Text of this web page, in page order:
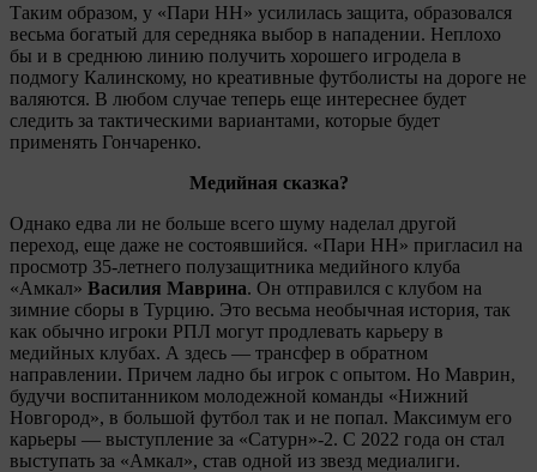
Таким образом, у «Пари НН» усилилась защита, образовался
весьма богатый для середняка выбор в нападении. Неплохо
бы и в среднюю линию получить хорошего игродела в
подмогу Калинскому, но креативные футболисты на дороге не
валяются. В любом случае теперь еще интереснее будет
следить за тактическими вариантами, которые будет
применять Гончаренко.
Медийная сказка?
Однако едва ли не больше всего шуму наделал другой
переход, еще даже не состоявшийся. «Пари НН» пригласил на
просмотр 35-летнего полузащитника медийного клуба
«Амкал» Василия Маврина. Он отправился с клубом на
зимние сборы в Турцию. Это весьма необычная история, так
как обычно игроки РПЛ могут продлевать карьеру в
медийных клубах. А здесь — трансфер в обратном
направлении. Причем ладно бы игрок с опытом. Но Маврин,
будучи воспитанником молодежной команды «Нижний
Новгород», в большой футбол так и не попал. Максимум его
карьеры — выступление за «Сатурн»-2. С 2022 года он стал
выступать за «Амкал», став одной из звезд медиалиги.